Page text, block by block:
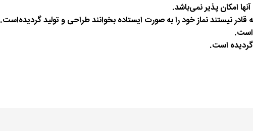
امكان پذیر نمی‌باشد.
قادر نیستند نماز خود را به صورت ایستاده بخوانند طراحی و تولید گردیده‌است.
است.